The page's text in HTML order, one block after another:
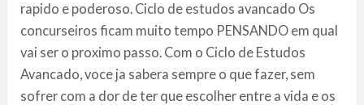
rapido e poderoso. Ciclo de estudos avancado Os
concurseiros ficam muito tempo PENSANDO em qual
vai ser o proximo passo. Com o Ciclo de Estudos
Avancado, voce ja sabera sempre o que fazer, sem
sofrer com a dor de ter que escolher entre a vida e os